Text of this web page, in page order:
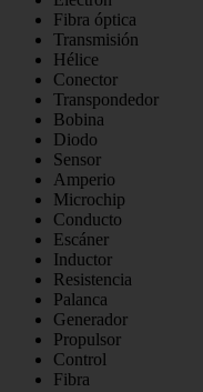
Fibra óptica
Transmisión
Hélice
Conector
Transpondedor
Bobina
Diodo
Sensor
Amperio
Microchip
Conducto
Escáner
Inductor
Resistencia
Palanca
Generador
Propulsor
Control
Fibra